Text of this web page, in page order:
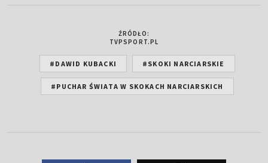
ŹRÓDŁO:
TVPSPORT.PL
#DAWID KUBACKI #SKOKI NARCIARSKIE
#PUCHAR ŚWIATA W SKOKACH NARCIARSKICH